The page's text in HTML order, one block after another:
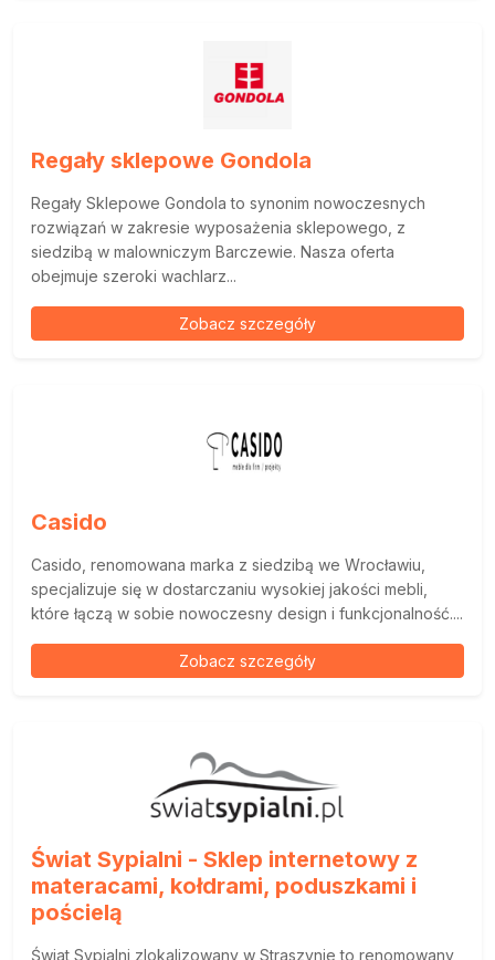
Regały sklepowe Gondola
Regały Sklepowe Gondola to synonim nowoczesnych
rozwiązań w zakresie wyposażenia sklepowego, z
siedzibą w malowniczym Barczewie. Nasza oferta
obejmuje szeroki wachlarz...
Zobacz szczegóły
Casido
Casido, renomowana marka z siedzibą we Wrocławiu,
specjalizuje się w dostarczaniu wysokiej jakości mebli,
które łączą w sobie nowoczesny design i funkcjonalność....
Zobacz szczegóły
Świat Sypialni - Sklep internetowy z
materacami, kołdrami, poduszkami i
pościelą
Świat Sypialni zlokalizowany w Straszynie to renomowany